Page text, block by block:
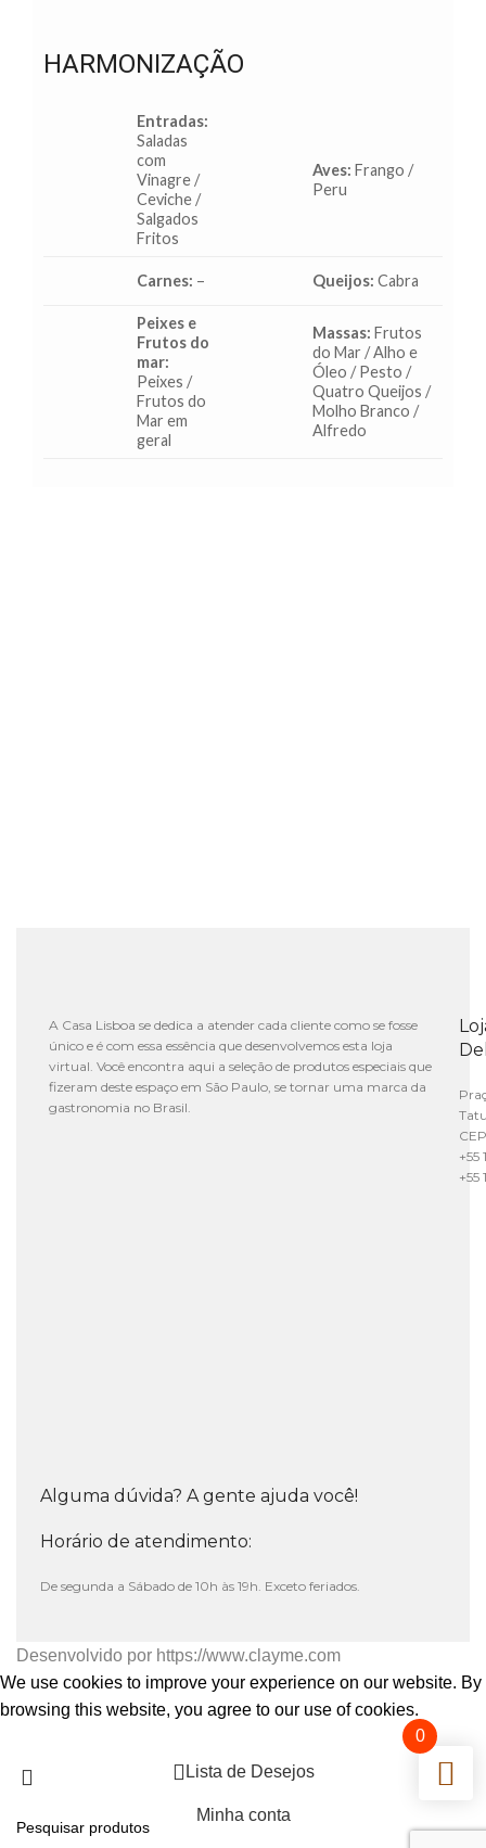
HARMONIZAÇÃO
Entradas:
Saladas
com
Vinagre /
Ceviche /
Salgados
Fritos
Aves: Frango /
Peru
Carnes: – Queijos: Cabra
Peixes e
Frutos do
mar:
Peixes /
Frutos do
Mar em
geral
Massas: Frutos
do Mar / Alho e
Óleo / Pesto /
Quatro Queijos /
Molho Branco /
Alfredo
A Casa Lisboa se dedica a atender cada cliente como se fosse
único e é com essa essência que desenvolvemos esta loja
virtual. Você encontra aqui a seleção de produtos especiais que
fizeram deste espaço em São Paulo, se tornar uma marca da
gastronomia no Brasil.
+55
+55
Alguma dúvida? A gente ajuda você!
Horário de atendimento:
De segunda a Sábado de 10h às 19h. Exceto feriados.
Desenvolvido por https://www.clayme.com
We use cookies to improve your experience on our website. By
browsing this website, you agree to our use of cookies.
Lista de Desejos
Minha conta
0